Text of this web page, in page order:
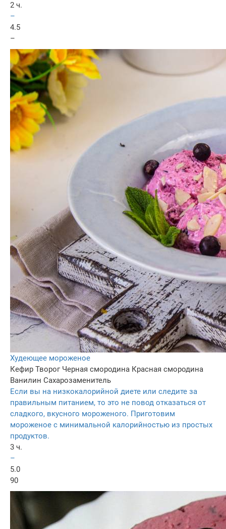
2 ч.
–
4.5
–
Худеющее мороженое
Кефир Творог Черная смородина Красная смородина
Ванилин Сахарозаменитель
Если вы на низкокалорийной диете или следите за
правильным питанием, то это не повод отказаться от
сладкого, вкусного мороженого. Приготовим
мороженое с минимальной калорийностью из простых
продуктов.
3 ч.
–
5.0
90